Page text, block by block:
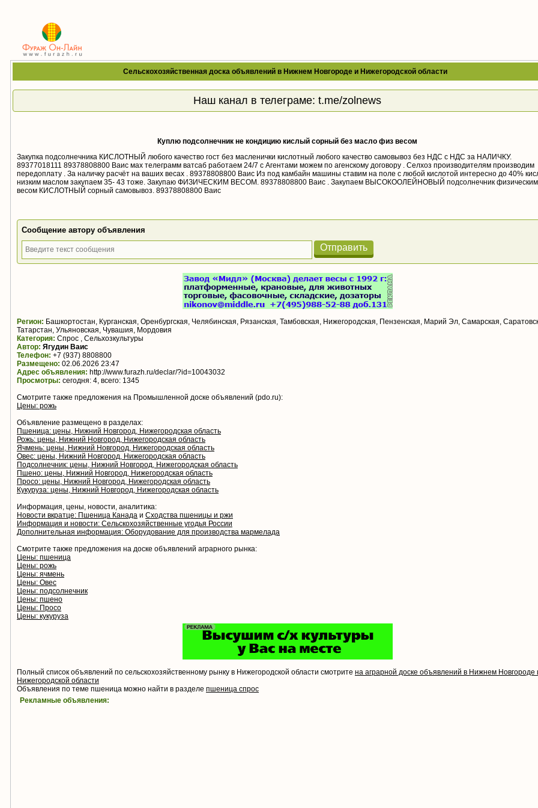
Сельскохозяйственная доска объявлений в Нижнем Новгороде и Нижегородской области
Наш канал в телеграме: t.me/zolnews
Куплю подсолнечник не кондицию кислый сорный без масло физ весом
Закупка подсолнечника КИСЛОТНЫЙ любого качество гост без масленички кислотный любого качество самовывоз без НДС с НДС за НАЛИЧКУ.
89377018111 89378808800 Ваис мах телеграмм ватсаб работаем 24/7 с Агентами можем по агенскому договору . Селхоз производителям производим
передоплату . За наличку расчёт на ваших весах . 89378808800 Ваис Из под камбайн машины ставим на поле с любой кислотой интересно до 40%
низким маслом закупаем 35- 43 тоже. Закупаю ФИЗИЧЕСКИМ ВЕСОМ. 89378808800 Ваис . Закупаем ВЫСОКООЛЕЙНОВЫЙ подсолнечник физическим
весом КИСЛОТНЫЙ сорный самовывоз. 89378808800 Ваис
Сообщение автору объявления
Отправить
Регион: Башкортостан, Курганская, Оренбургская, Челябинская, Рязанская, Тамбовская, Нижегородская, Пензенская, Марий Эл, Самарская,
Татарстан, Ульяновская, Чувашия, Мордовия
Категория: Спрос , Сельхозкультуры
Автор: Ягудин Ваис
Телефон: +7 (937) 8808800
Размещено: 02.06.2026 23:47
Адрес объявления: http://www.furazh.ru/declar/?id=10043032
Просмотры: сегодня: 4, всего: 1345
Смотрите также предложения на Промышленной доске объявлений (pdo.ru):
Цены: рожь
Объявление размещено в разделах:
Пшеница: цены, Нижний Новгород, Нижегородская область
Рожь: цены, Нижний Новгород, Нижегородская область
Ячмень: цены, Нижний Новгород, Нижегородская область
Овес: цены, Нижний Новгород, Нижегородская область
Подсолнечник: цены, Нижний Новгород, Нижегородская область
Пшено: цены, Нижний Новгород, Нижегородская область
Просо: цены, Нижний Новгород, Нижегородская область
Кукуруза: цены, Нижний Новгород, Нижегородская область
Информация, цены, новости, аналитика:
Новости вкратце: Пшеница Канада и Сходства пшеницы и ржи
Информация и новости: Сельскохозяйственные угодья России
Дополнительная информация: Оборудование для производства мармелада
Смотрите также предложения на доске объявлений аграрного рынка:
Цены: пшеница
Цены: рожь
Цены: ячмень
Цены: Овес
Цены: подсолнечник
Цены: пшено
Цены: Просо
Цены: кукуруза
Полный список объявлений по сельскохозяйственному рынку в Нижегородской области смотрите на аграрной доске объявлений в Нижнем Новгороде
Нижегородской области
Объявления по теме пшеница можно найти в разделе пшеница спрос
Рекламные объявления: